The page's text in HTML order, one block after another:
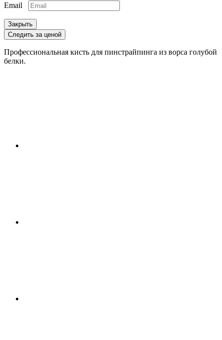
Email
Закрыть
Следить за ценой
Профессиональная кисть для пинстрайпинга из ворса голубой
белки.